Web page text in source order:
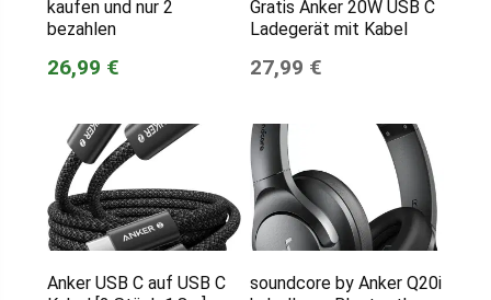
kaufen und nur 2
bezahlen
26,99 €
Gratis Anker 20W USB C
Ladegerät mit Kabel
27,99 €
Anker USB C auf USB C
soundcore by Anker Q20i